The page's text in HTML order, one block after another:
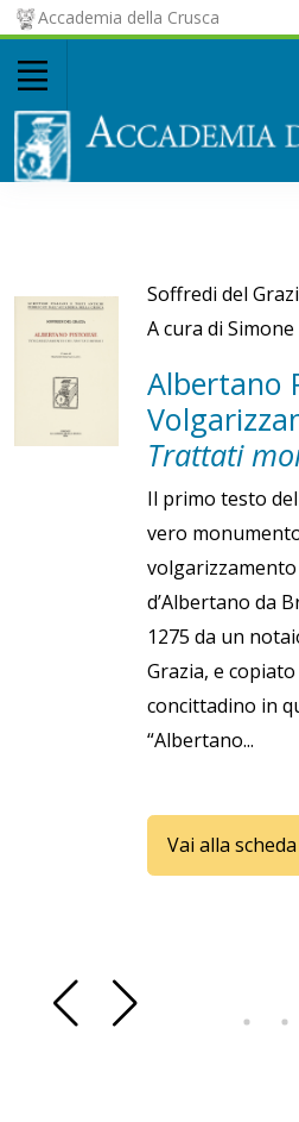
Accademia della Crusca
Soffredi del
A cura di
Albertano
Trattati
Il primo testo
vero
d’Albertano da
1275 da un
Grazia, e
concittadino in
“Albertano...
Vai alla